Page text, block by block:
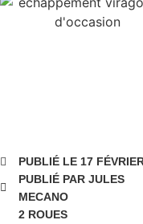
PUBLIÉ LE 17
PUBLIÉ PAR JULES
MECANO
2 ROUES